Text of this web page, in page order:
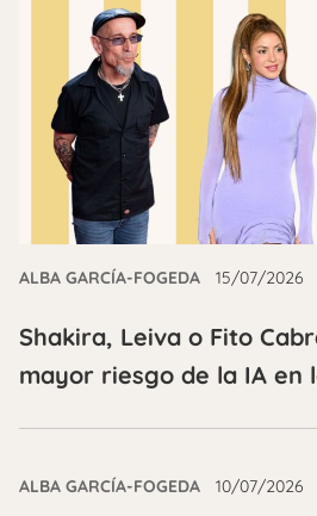
ALBA GARCÍA-FOGEDA 15/07/2026
Shakira, Leiva o Fito
mayor riesgo de la IA en
ALBA GARCÍA-FOGEDA 10/07/2026